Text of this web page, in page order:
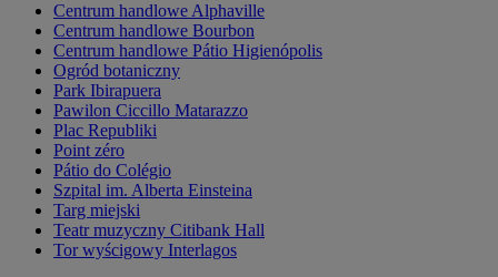
Centrum handlowe Alphaville
Centrum handlowe Bourbon
Centrum handlowe Pátio Higienópolis
Ogród botaniczny
Park Ibirapuera
Pawilon Ciccillo Matarazzo
Plac Republiki
Point zéro
Pátio do Colégio
Szpital im. Alberta Einsteina
Targ miejski
Teatr muzyczny Citibank Hall
Tor wyścigowy Interlagos